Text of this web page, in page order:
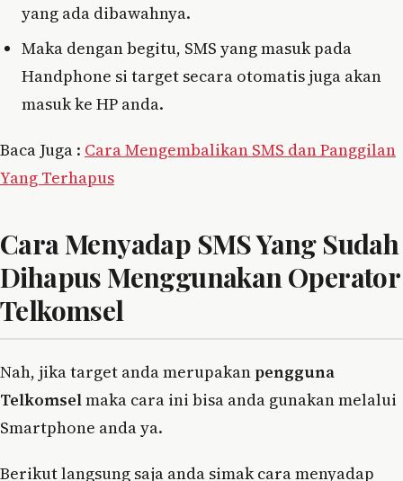
yang ada dibawahnya.
Maka dengan begitu, SMS yang masuk pada
Handphone si target secara otomatis juga akan
masuk ke HP anda.
Baca Juga : Cara Mengembalikan SMS dan Panggilan
Yang Terhapus
Cara Menyadap SMS Yang Sudah
Dihapus Menggunakan Operator
Telkomsel
Nah, jika target anda merupakanpengguna
Telkomselmaka cara ini bisa anda gunakan melalui
Smartphone anda ya.
Berikut langsung saja anda simak cara menyadap